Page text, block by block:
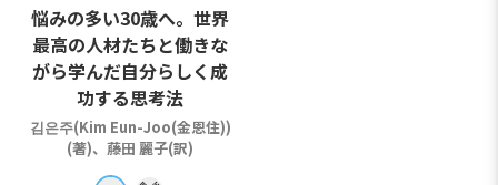
悩みの多い30歳へ。世界
最高の人材たちと働きな
がら学んだ自分らしく成
功する思考法
김은주(Kim Eun-Joo(金恩住))
(著)、藤田 麗子(訳)